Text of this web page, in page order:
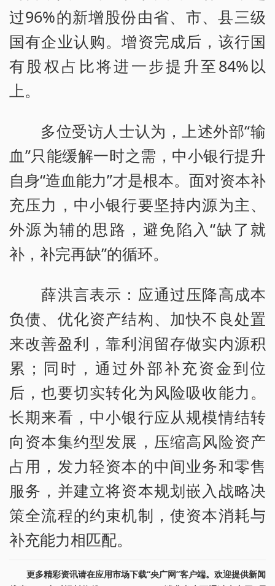
过96%的新增股份由省、市、县三级
国有企业认购。增资完成后，该行国
有股权占比将进一步提升至84%以
上。
多位受访人士认为，上述外部“输
血”只能缓解一时之需，中小银行提升
自身“造血能力”才是根本。面对资本补
充压力，中小银行要坚持内源为主、
外源为辅的思路，避免陷入“缺了就
补，补完再缺”的循环。
薛洪言表示：应通过压降高成本
负债、优化资产结构、加快不良处置
来改善盈利，靠利润留存做实内源积
累；同时，通过外部补充资金到位
后，也要切实转化为风险吸收能力。
长期来看，中小银行应从规模情结转
向资本集约型发展，压缩高风险资产
占用，发力轻资本的中间业务和零售
服务，并建立将资本规划嵌入战略决
策全流程的约束机制，使资本消耗与
补充能力相匹配。
更多精彩资讯请在应用市场下载“央广网”客户端。欢迎提供新闻